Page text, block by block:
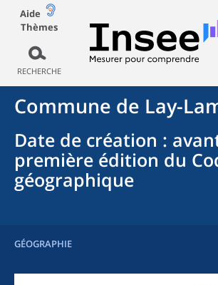
Aide
Thèmes
RECHERCHE
Commune de Lay-
Date de création :
première édition du
géographique
GÉOGRAPHIE